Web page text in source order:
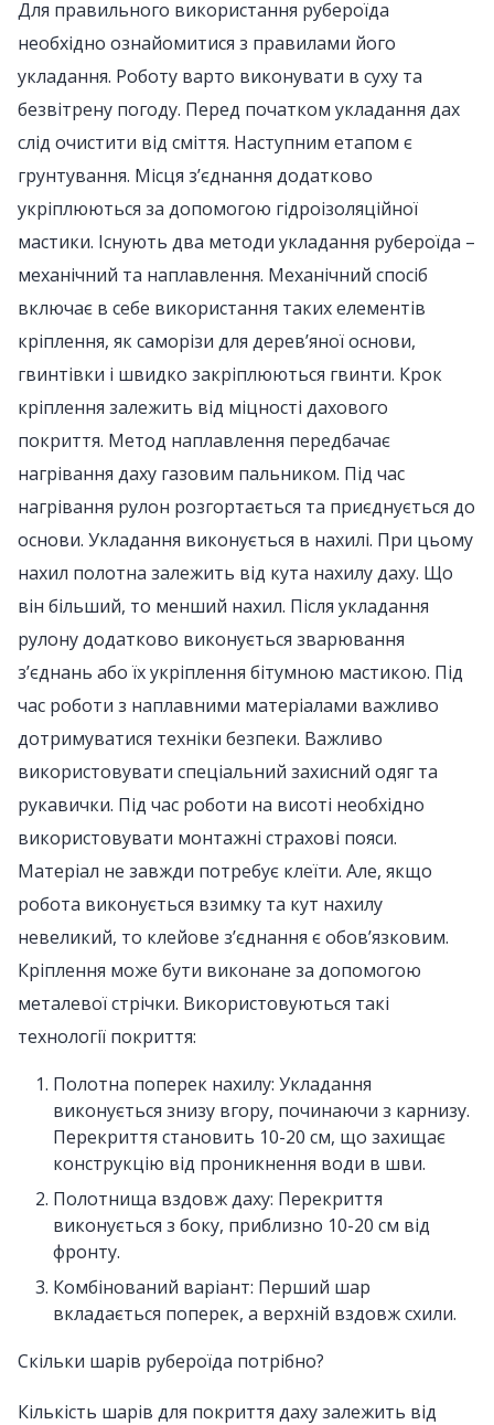
Для правильного використання рубероїда
необхідно ознайомитися з правилами його
укладання. Роботу варто виконувати в суху та
безвітрену погоду. Перед початком укладання дах
слід очистити від сміття. Наступним етапом є
грунтування. Місця з’єднання додатково
укріплюються за допомогою гідроізоляційної
мастики. Існують два методи укладання рубероїда –
механічний та наплавлення. Механічний спосіб
включає в себе використання таких елементів
кріплення, як саморізи для дерев’яної основи,
гвинтівки і швидко закріплюються гвинти. Крок
кріплення залежить від міцності дахового
покриття. Метод наплавлення передбачає
нагрівання даху газовим пальником. Під час
нагрівання рулон розгортається та приєднується до
основи. Укладання виконується в нахилі. При цьому
нахил полотна залежить від кута нахилу даху. Що
він більший, то менший нахил. Після укладання
рулону додатково виконується зварювання
з’єднань або їх укріплення бітумною мастикою. Під
час роботи з наплавними матеріалами важливо
дотримуватися техніки безпеки. Важливо
використовувати спеціальний захисний одяг та
рукавички. Під час роботи на висоті необхідно
використовувати монтажні страхові пояси.
Матеріал не завжди потребує клеїти. Але, якщо
робота виконується взимку та кут нахилу
невеликий, то клейове з’єднання є обов’язковим.
Кріплення може бути виконане за допомогою
металевої стрічки. Використовуються такі
технології покриття:
Полотна поперек нахилу: Укладання
виконується знизу вгору, починаючи з карнизу.
Перекриття становить 10-20 см, що захищає
конструкцію від проникнення води в шви.
Полотнища вздовж даху: Перекриття
виконується з боку, приблизно 10-20 см від
фронту.
Комбінований варіант: Перший шар
вкладається поперек, а верхній вздовж схили.
Скільки шарів рубероїда потрібно?
Кількість шарів для покриття даху залежить від